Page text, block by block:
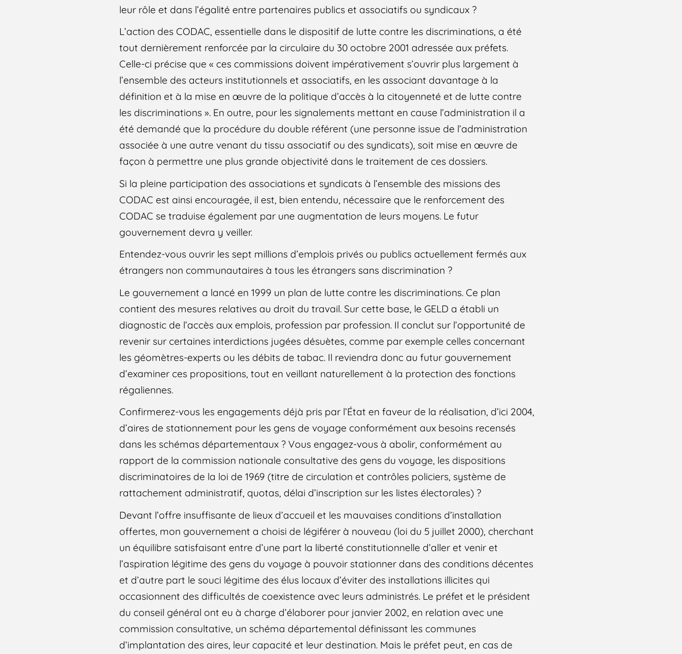
leur rôle et dans l’égalité entre partenaires publics et associatifs ou syndicaux ?
L’action des CODAC, essentielle dans le dispositif de lutte contre les discriminations, a été
tout dernièrement renforcée par la circulaire du 30 octobre 2001 adressée aux préfets.
Celle-ci précise que « ces commissions doivent impérativement s’ouvrir plus largement à
l’ensemble des acteurs institutionnels et associatifs, en les associant davantage à la
définition et à la mise en œuvre de la politique d’accès à la citoyenneté et de lutte contre
les discriminations ». En outre, pour les signalements mettant en cause l’administration il a
été demandé que la procédure du double référent (une personne issue de l’administration
associée à une autre venant du tissu associatif ou des syndicats), soit mise en œuvre de
façon à permettre une plus grande objectivité dans le traitement de ces dossiers.
Si la pleine participation des associations et syndicats à l’ensemble des missions des
CODAC est ainsi encouragée, il est, bien entendu, nécessaire que le renforcement des
CODAC se traduise également par une augmentation de leurs moyens. Le futur
gouvernement devra y veiller.
Entendez-vous ouvrir les sept millions d’emplois privés ou publics actuellement fermés aux
étrangers non communautaires à tous les étrangers sans discrimination ?
Le gouvernement a lancé en 1999 un plan de lutte contre les discriminations. Ce plan
contient des mesures relatives au droit du travail. Sur cette base, le GELD a établi un
diagnostic de l’accès aux emplois, profession par profession. Il conclut sur l’opportunité de
revenir sur certaines interdictions jugées désuètes, comme par exemple celles concernant
les géomètres-experts ou les débits de tabac. Il reviendra donc au futur gouvernement
d’examiner ces propositions, tout en veillant naturellement à la protection des fonctions
régaliennes.
Confirmerez-vous les engagements déjà pris par l’État en faveur de la réalisation, d’ici 2004,
d’aires de stationnement pour les gens de voyage conformément aux besoins recensés
dans les schémas départementaux ? Vous engagez-vous à abolir, conformément au
rapport de la commission nationale consultative des gens du voyage, les dispositions
discriminatoires de la loi de 1969 (titre de circulation et contrôles policiers, système de
rattachement administratif, quotas, délai d’inscription sur les listes électorales) ?
Devant l’offre insuffisante de lieux d’accueil et les mauvaises conditions d’installation
offertes, mon gouvernement a choisi de légiférer à nouveau (loi du 5 juillet 2000), cherchant
un équilibre satisfaisant entre d’une part la liberté constitutionnelle d’aller et venir et
l’aspiration légitime des gens du voyage à pouvoir stationner dans des conditions décentes
et d’autre part le souci légitime des élus locaux d’éviter des installations illicites qui
occasionnent des difficultés de coexistence avec leurs administrés. Le préfet et le président
du conseil général ont eu à charge d’élaborer pour janvier 2002, en relation avec une
commission consultative, un schéma départemental définissant les communes
d’implantation des aires, leur capacité et leur destination. Mais le préfet peut, en cas de